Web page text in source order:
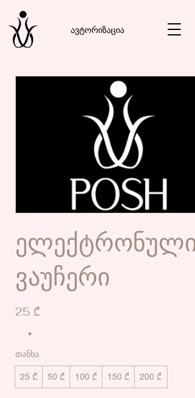
ავტორიზაცია
ელექტრონული
ვაუჩერი
25 ₾
თანხა
25 ₾ 50 ₾ 100 ₾ 150 ₾ 200 ₾